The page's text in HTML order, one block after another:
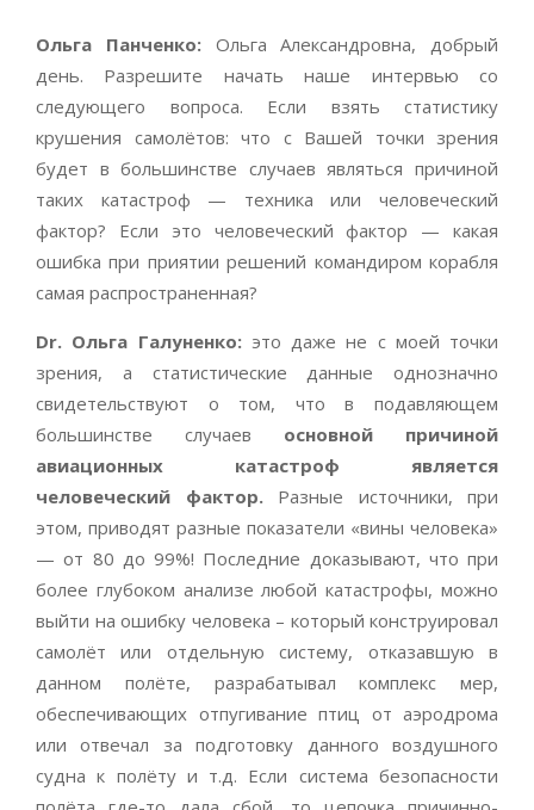
Ольга Панченко:Ольга Александровна, добрый
день. Разрешите начать наше интервью со
следующего вопроса. Если взять статистику
крушения самолётов: что с Вашей точки зрения
будет в большинстве случаев являться причиной
таких катастроф — техника или человеческий
фактор? Если это человеческий фактор — какая
ошибка при приятии решений командиром корабля
самая распространенная?
Dr. Ольга Галуненко:это даже не с моей точки
зрения, а статистические данные однозначно
свидетельствуют о том, что в подавляющем
большинстве случаев основной причиной
авиационных катастроф является
человеческий фактор.Разные источники, при
этом, приводят разные показатели «вины человека»
— от 80 до 99%! Последние доказывают, что при
более глубоком анализе любой катастрофы, можно
выйти на ошибку человека – который конструировал
самолёт или отдельную систему, отказавшую в
данном полёте, разрабатывал комплекс мер,
обеспечивающих отпугивание птиц от аэродрома
или отвечал за подготовку данного воздушного
судна к полёту и т.д. Если система безопасности